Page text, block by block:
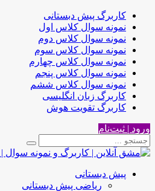
کاربرگ پیش دبستانی
نمونه سوال کلاس اول
نمونه سوال کلاس دوم
نمونه سوال کلاس سوم
نمونه سوال کلاس چهارم
نمونه سوال کلاس پنجم
نمونه سوال کلاس ششم
کاربرگ زبان انگلیسی
کاربرگ تقویت هوش
ورود | ثبت‌نام
پیش دبستانی
ریاضی پیش دبستانی